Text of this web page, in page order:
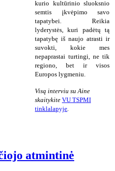
kurio kultūrinio sluoksnio
semtis įkvėpimo savo
tapatybei. Reikia
lyderystės, kuri padėtų tą
tapatybę iš naujo atrasti ir
suvokti, kokie mes
nepaprastai turtingi, ne tik
regiono, bet ir visos
Europos lygmeniu.
Visą interviu su Aine
skaitykite VU TSPMI
tinklalapyje
atmintinė